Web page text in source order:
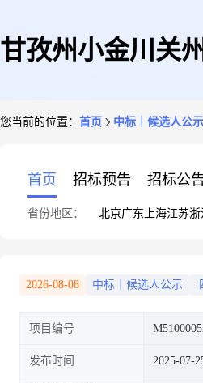
甘孜州小金川关
您当前的位置： 首页 中标｜候选人公示
首页 招标预告 招标公
省份地区： 北京广东 上海江苏浙
2026-08-08 中标｜候选人公示
项目编号
发布时间 2025-07-